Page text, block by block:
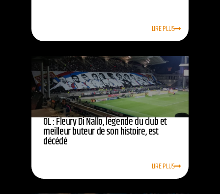
LIRE PLUS
OL : Fleury Di Nallo, légende du club et
meilleur buteur de son histoire, est
décédé
LIRE PLUS